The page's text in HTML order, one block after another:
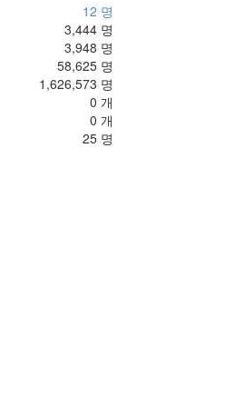
12 명
3,444 명
3,948 명
58,625 명
1,626,573 명
0 개
0 개
25 명